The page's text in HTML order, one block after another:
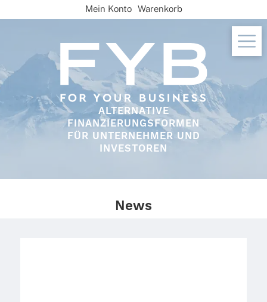
to
ALTERNATIVE
FINANZIERUNGSFORMEN
FÜR UNTERNEHMER UND
INVESTOREN
Mein Konto Warenkorb
News